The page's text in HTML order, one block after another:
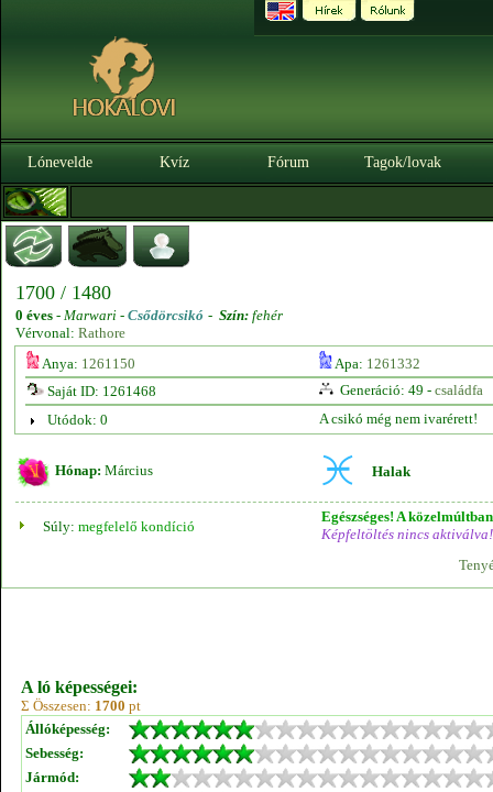
Lónevelde Kvíz Fórum Tagok/lovak
1700 / 1480
0 éves - Marwari - Csődörcsikó - Szín: fehér
Vérvonal: Rathore
Anya: 1261150 Apa: 1261332
Saját ID: 1261468
Generáció: 49 - családfa
Utódok: 0
A csikó még nem ivarérett!
Hónap: Március Halak
Súly: megfelelő kondíció
Egészséges! A
Képfeltöltés nincs aktiválva!
A ló képességei:
Σ Összesen: 1700 pt
Állóképesség:
Sebesség:
Jármód: